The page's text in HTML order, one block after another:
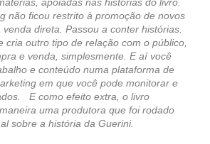
apoiadas nas histórias do livro.
não ficou restrito à promoção de novos
direta. Passou a conter histórias.
cria outro tipo de relação com o público,
e venda, simplesmente. E aí você
e conteúdo numa plataforma de
em que você pode monitorar e
E como efeito extra, o livro
uma produtora que foi rodado
sobre a história da Guerini.